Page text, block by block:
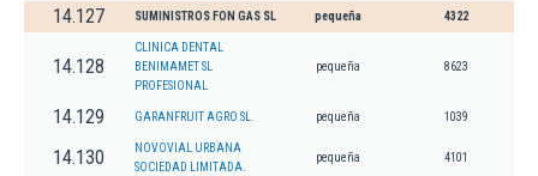
14.127 SUMINISTROS FON GAS SL pequeña 4322
14.128
CLINICA DENTAL
BENIMAMET SL
PROFESIONAL
pequeña 8623
14.129 GARANFRUIT AGRO SL. pequeña 1039
14.130
NOVOVIAL URBANA
SOCIEDAD LIMITADA.
pequeña 4101